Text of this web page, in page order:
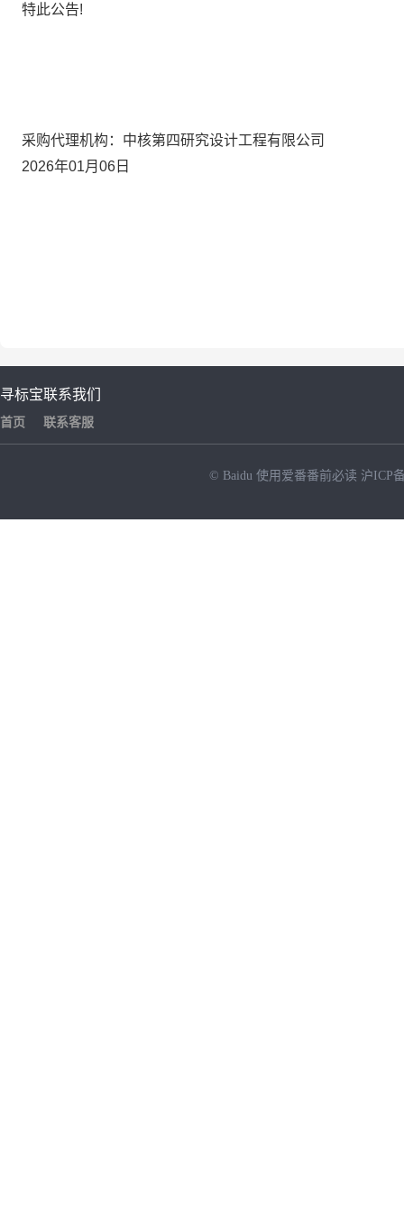
特此公告!
采购代理机构：中核第四研究设计工程有限公司
2026年01月 06 日
寻标宝
首页
联系我们
联系客服
© Baidu 使用爱番番前必读 沪ICP